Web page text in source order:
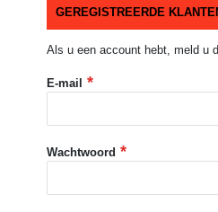
GEREGISTREERDE
Als u een account hebt, meld u
E-mail
Wachtwoord